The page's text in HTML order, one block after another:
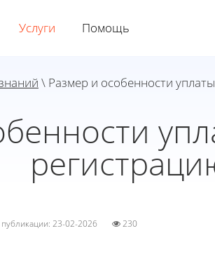
Услуги Помощь
\ Размер и особенности
публикации: 23-02-2026 230